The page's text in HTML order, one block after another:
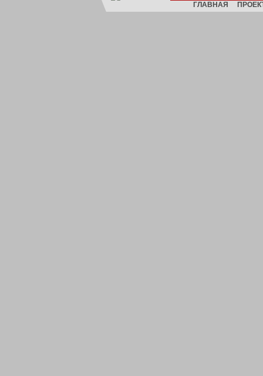
ГЛАВНАЯ